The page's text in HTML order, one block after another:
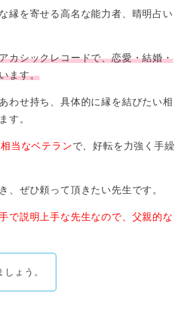
縁を寄せる高名な能力者、晴明占い
カシックレコードで、恋愛・結婚・
ます。
わせ持ち、具体的に縁を結びたい相
す。
当なベテランで、好転を力強く手繰
、ぜひ頼って頂きたい先生です。
で説明上手な先生なので、父親的な
ょう。